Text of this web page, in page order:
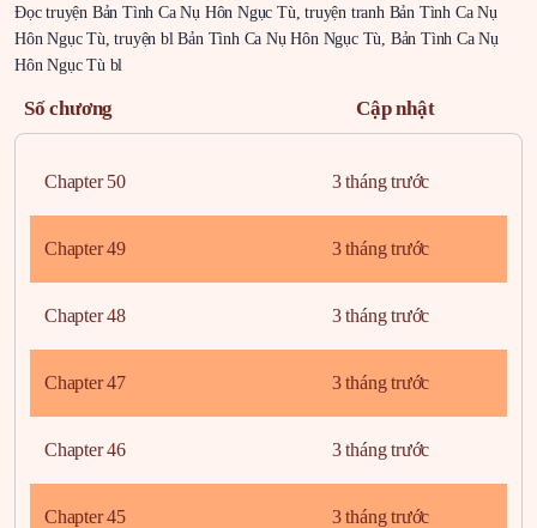
Đọc truyện Bản Tình Ca Nụ Hôn Ngục Tù, truyện tranh Bản Tình Ca Nụ
Hôn Ngục Tù, truyện bl Bản Tình Ca Nụ Hôn Ngục Tù, Bản Tình Ca Nụ
Hôn Ngục Tù bl
Số chương Cập nhật
Chapter 50 3 tháng trước
Chapter 49 3 tháng trước
Chapter 48 3 tháng trước
Chapter 47 3 tháng trước
Chapter 46 3 tháng trước
Chapter 45 3 tháng trước